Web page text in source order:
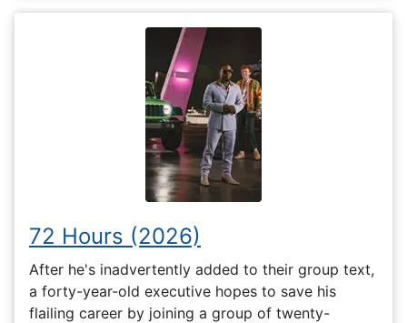
72 Hours (2026)
After he's inadvertently added to their group text,
a forty-year-old executive hopes to save his
flailing career by joining a group of twenty-